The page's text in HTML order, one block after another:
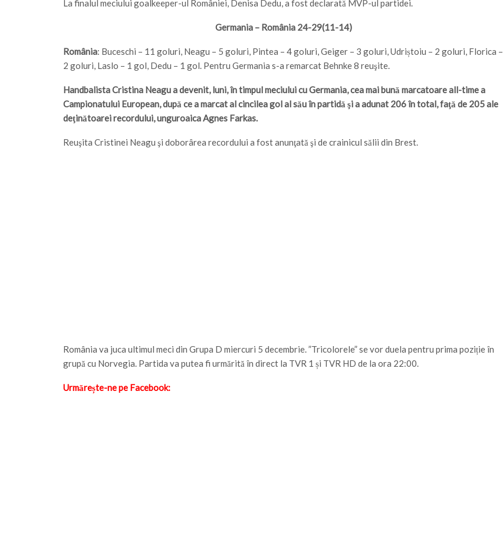
La finalul meciului goalkeeper-ul României, Denisa Dedu, a fost declarată MVP-ul partidei.
Germania – România 24-29(11-14)
România: Buceschi – 11 goluri, Neagu – 5 goluri, Pintea – 4 goluri, Geiger – 3 goluri, Udriștoiu – 2 goluri, Florica –
2 goluri, Laslo – 1 gol, Dedu – 1 gol. Pentru Germania s-a remarcat Behnke 8 reuşite.
Handbalista Cristina Neagu a devenit, luni, în timpul meciului cu Germania, cea mai bună marcatoare all-time a
Campionatului European, după ce a marcat al cincilea gol al său în partidă şi a adunat 206 în total, faţă de 205 ale
deţinătoarei recordului, unguroaica Agnes Farkas.
Reuşita Cristinei Neagu şi doborârea recordului a fost anunţată şi de crainicul sălii din Brest.
România va juca ultimul meci din Grupa D miercuri 5 decembrie. ”Tricolorele” se vor duela pentru prima poziție în
grupă cu Norvegia. Partida va putea fi urmărită în direct la TVR 1 și TVR HD de la ora 22:00.
Urmărește-ne pe Facebook: